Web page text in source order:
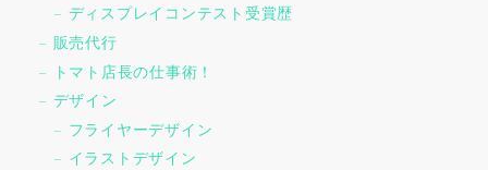
ディスプレイコンテスト受賞歴
販売代行
トマト店長の仕事術！
デザイン
フライヤーデザイン
イラストデザイン